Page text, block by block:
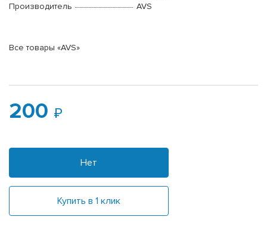
Производитель
AVS
Все товары «AVS»
200
Нет
Купить в 1 клик